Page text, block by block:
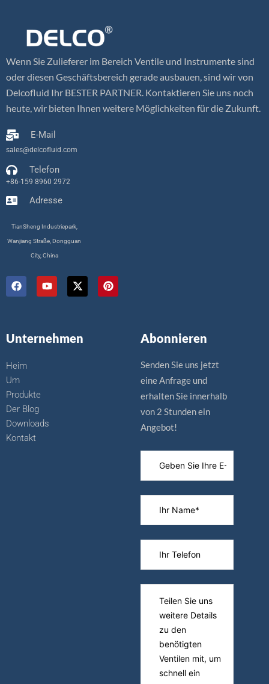
Wenn Sie Zulieferer im Bereich Ventile und Instrumente sind
oder diesen Geschäftsbereich gerade ausbauen, sind wir von
Delcofluid Ihr BESTER PARTNER. Kontaktieren Sie uns noch
heute, wir bieten Ihnen weitere Möglichkeiten für die Zukunft.
E-Mail
sales@delcofluid.com
Telefon
+86-159 8960 2972
Adresse
TianSheng Industriepark,
Wanjiang Straße, Dongguan
City, China
a
u
f
e
o
o
k
.
Y
o
u
e
X
-
T
t
P
i
n
Unternehmen
Heim
Um
Produkte
Der Blog
Downloads
Kontakt
Abonnieren
Senden Sie uns jetzt
eine Anfrage und
erhalten Sie innerhalb
von 2 Stunden ein
Angebot!